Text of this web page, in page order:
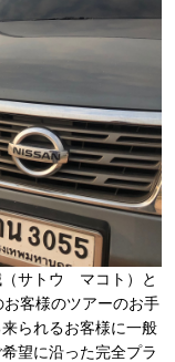
サトウ マコト）と
客様のツアーのお手
られるお客様に一般
望に沿った完全プラ